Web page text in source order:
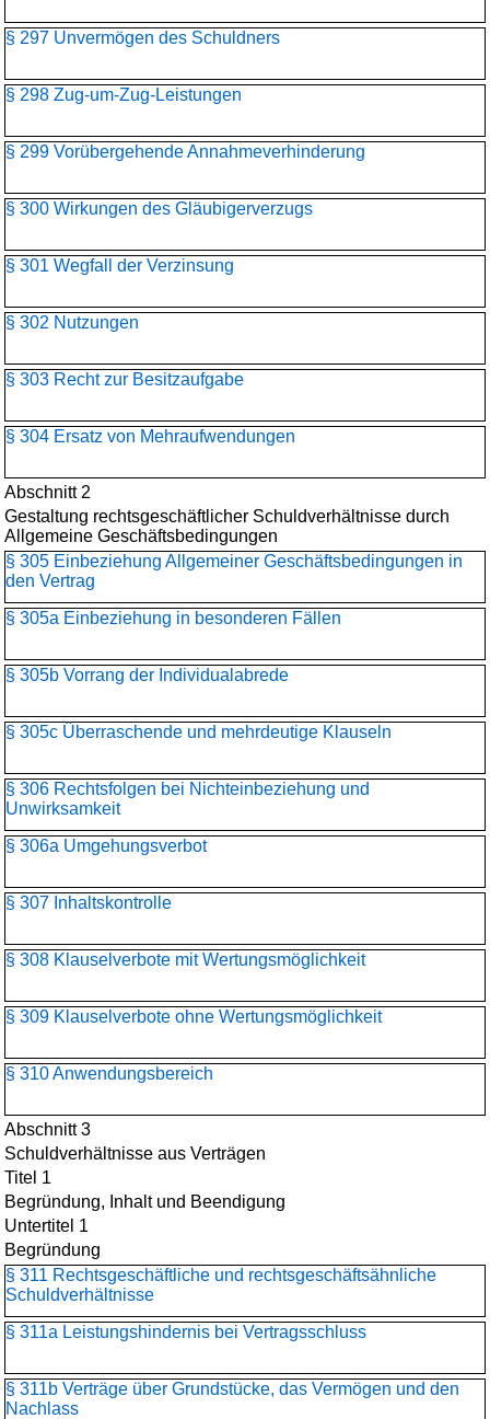
§ 297 Unvermögen des Schuldners
§ 298 Zug-um-Zug-Leistungen
§ 299 Vorübergehende Annahmeverhinderung
§ 300 Wirkungen des Gläubigerverzugs
§ 301 Wegfall der Verzinsung
§ 302 Nutzungen
§ 303 Recht zur Besitzaufgabe
§ 304 Ersatz von Mehraufwendungen
Abschnitt 2
Gestaltung rechtsgeschäftlicher Schuldverhältnisse durch
Allgemeine Geschäftsbedingungen
§ 305 Einbeziehung Allgemeiner Geschäftsbedingungen in
den Vertrag
§ 305a Einbeziehung in besonderen Fällen
§ 305b Vorrang der Individualabrede
§ 305c Überraschende und mehrdeutige Klauseln
§ 306 Rechtsfolgen bei Nichteinbeziehung und
Unwirksamkeit
§ 306a Umgehungsverbot
§ 307 Inhaltskontrolle
§ 308 Klauselverbote mit Wertungsmöglichkeit
§ 309 Klauselverbote ohne Wertungsmöglichkeit
§ 310 Anwendungsbereich
Abschnitt 3
Schuldverhältnisse aus Verträgen
Titel 1
Begründung, Inhalt und Beendigung
Untertitel 1
Begründung
§ 311 Rechtsgeschäftliche und rechtsgeschäftsähnliche
Schuldverhältnisse
§ 311a Leistungshindernis bei Vertragsschluss
§ 311b Verträge über Grundstücke, das Vermögen und den
Nachlass